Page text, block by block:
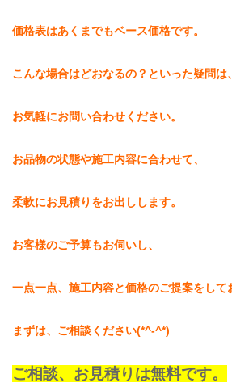
価格表はあくまでもベース価格です。
こんな場合はどおなるの？といった疑問は、
お気軽にお問い合わせください。
お品物の状態や施工内容に合わせて、
柔軟にお見積りをお出しします。
お客様のご予算もお伺いし、
一点一点、施工内容と価格のご提案をして
まずは、ご相談ください(*^-^*)
ご相談、お見積りは無料です。